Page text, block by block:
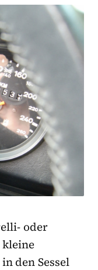
oder
den Sessel